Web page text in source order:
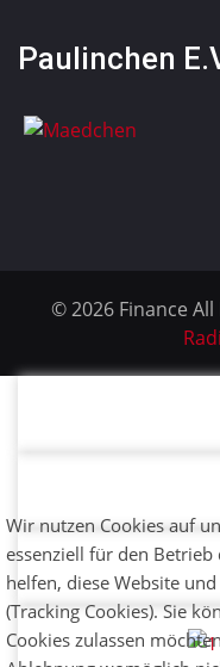
Paulinchen
© 2026 Finance
Wir nutzen Cookies auf
essenziell für den
helfen, diese Website
(Tracking Cookies). Sie
Cookies zulassen